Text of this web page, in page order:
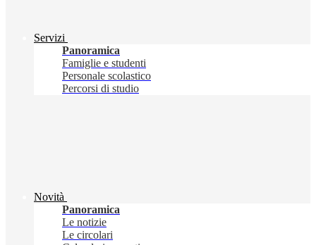
Servizi
Panoramica
Famiglie e studenti
Personale scolastico
Percorsi di studio
Novità
Panoramica
Le notizie
Le circolari